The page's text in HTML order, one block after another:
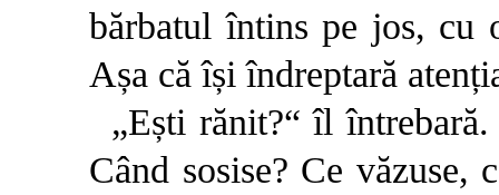
bărbatul întins pe jos, cu
Așa că își îndreptară
„Ești rănit?“ îl
Când sosise? Ce văzuse,